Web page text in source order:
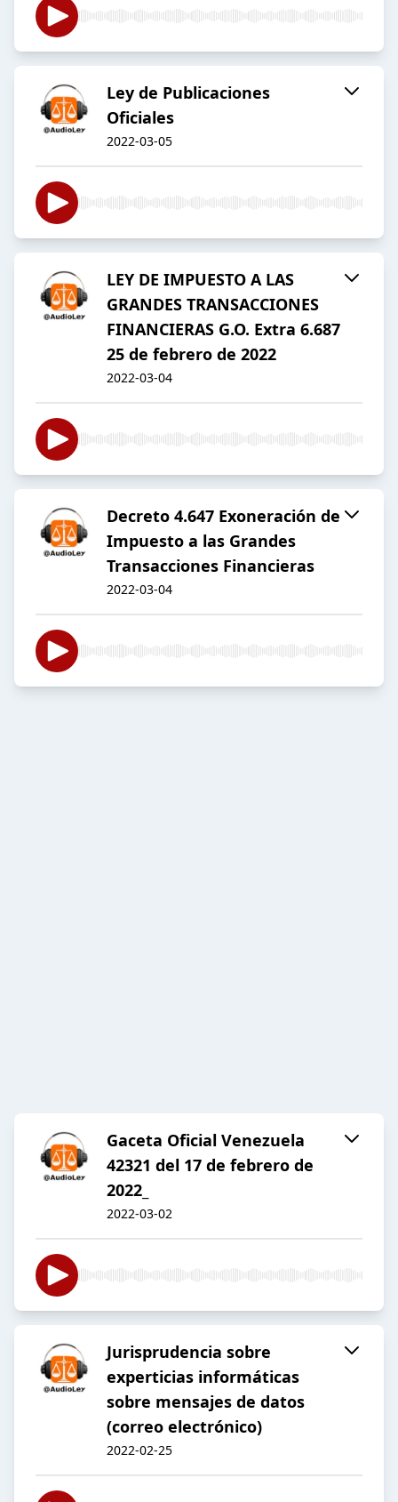
Ley de Publicaciones
Oficiales
2022-03-05
LEY DE IMPUESTO A LAS
GRANDES TRANSACCIONES
FINANCIERAS G.O. Extra 6.687
25 de febrero de 2022
2022-03-04
Decreto 4.647 Exoneración de
Impuesto a las Grandes
Transacciones Financieras
2022-03-04
Gaceta Oficial Venezuela
42321 del 17 de febrero de
2022_
2022-03-02
Jurisprudencia sobre
experticias informáticas
sobre mensajes de datos
(correo electrónico)
2022-02-25